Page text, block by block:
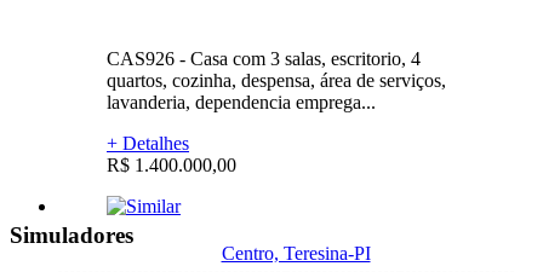
CAS926 - Casa com 3 salas, escritorio, 4
quartos, cozinha, despensa, área de serviços,
lavanderia, dependencia emprega...
+ Detalhes
R$ 1.400.000,00
Centro, Teresina-PI
Simuladores